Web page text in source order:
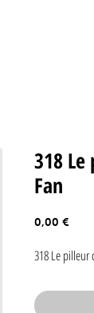
318
Fan
0,00 €
318 Le pilleur